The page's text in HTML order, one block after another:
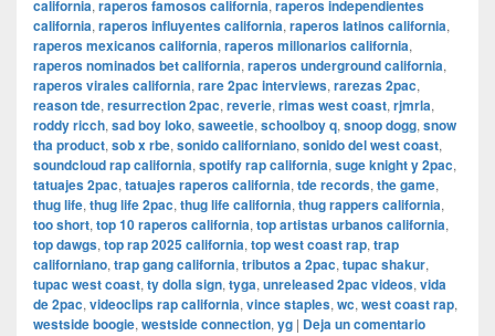
california, raperos famosos california, raperos independientes
california, raperos influyentes california, raperos latinos california,
raperos mexicanos california, raperos millonarios california,
raperos nominados bet california, raperos underground california,
raperos virales california, rare 2pac interviews, rarezas 2pac,
reason tde, resurrection 2pac, reverie, rimas west coast, rjmrla,
roddy ricch, sad boy loko, saweetie, schoolboy q, snoop dogg, snow
tha product, sob x rbe, sonido californiano, sonido del west coast,
soundcloud rap california, spotify rap california, suge knight y 2pac,
tatuajes 2pac, tatuajes raperos california, tde records, the game,
thug life, thug life 2pac, thug life california, thug rappers california,
too short, top 10 raperos california, top artistas urbanos california,
top dawgs, top rap 2025 california, top west coast rap, trap
californiano, trap gang california, tributos a 2pac, tupac shakur,
tupac west coast, ty dolla sign, tyga, unreleased 2pac videos, vida
de 2pac, videoclips rap california, vince staples, wc, west coast rap,
westside boogie, westside connection, yg | Deja un comentario